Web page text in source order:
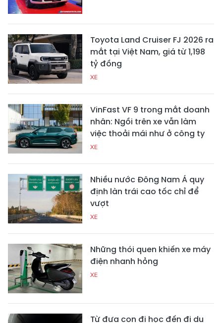
Toyota Land Cruiser FJ 2026 ra
mắt tại Việt Nam, giá từ 1,198
tỷ đồng
XE
VinFast VF 9 trong mắt doanh
nhân: Ngồi trên xe vẫn làm
việc thoải mái như ở công ty
XE
Nhiều nước Đông Nam Á quy
định làn trái cao tốc chỉ để
vượt
XE
Những thói quen khiến xe máy
điện nhanh hỏng
XE
Từ đưa con đi học đến đi du